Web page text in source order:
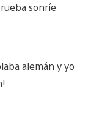
sonríe
alemán y yo